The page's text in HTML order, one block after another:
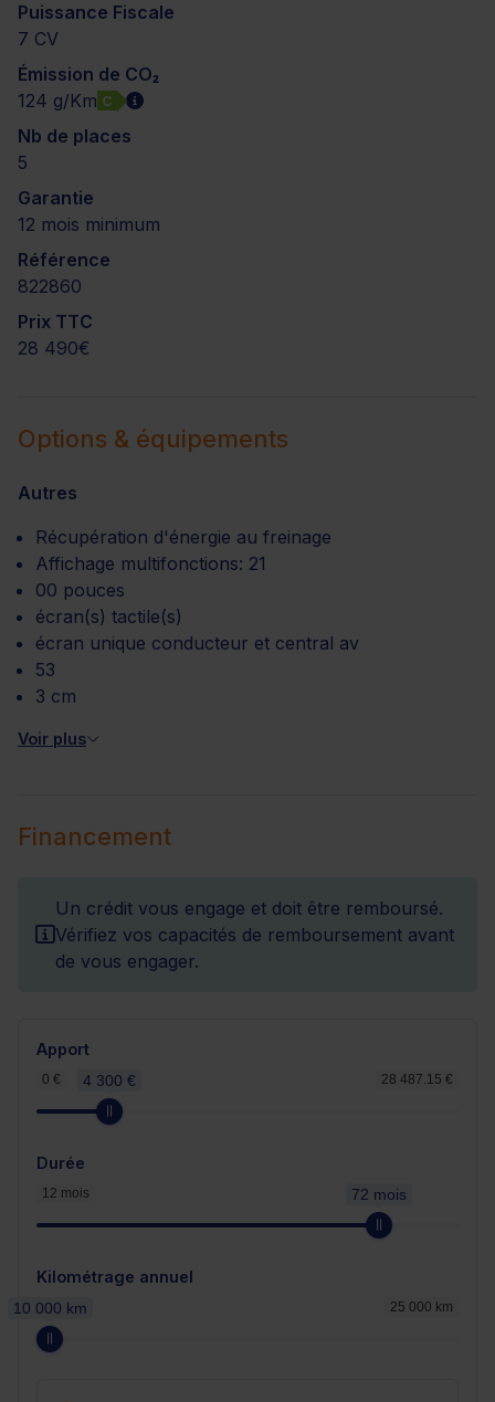
Puissance Fiscale
7 CV
Émission de CO₂
124 g/Km C
Nb de places
5
Garantie
12 mois minimum
Référence
822860
Prix TTC
28 490€
Options & équipements
Autres
Récupération d'énergie au freinage
Affichage multifonctions: 21
00 pouces
écran(s) tactile(s)
écran unique conducteur et central av
53
3 cm
Voir plus
Financement
Un crédit vous engage et doit être remboursé.
Vérifiez vos capacités de remboursement avant
de vous engager.
Apport
0 € 28 487.15 €
4 300 €
Durée
12 mois 72 mois
Kilométrage annuel
25 000 km
10 000 km